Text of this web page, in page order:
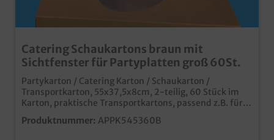
Catering Schaukartons braun mit
Sichtfenster für Partyplatten groß 60St.
Partykarton / Catering Karton / Schaukarton /
Transportkarton, 55x37,5x8cm, 2-teilig, 60 Stück im
Karton, praktische Transportkartons, passend z.B. für
Aluminium Partyplatten groß unbedruckt im beliebten
Bio Braun Ideal für Partyservice, Catering und
Produktnummer: APPK545360B